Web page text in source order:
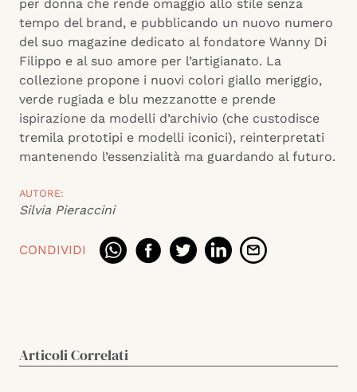
per donna che rende omaggio allo stile senza
tempo del brand, e pubblicando un nuovo numero
del suo magazine dedicato al fondatore Wanny Di
Filippo e al suo amore per l’artigianato. La
collezione propone i nuovi colori giallo meriggio,
verde rugiada e blu mezzanotte e prende
ispirazione da modelli d’archivio (che custodisce
tremila prototipi e modelli iconici), reinterpretati
mantenendo l’essenzialità ma guardando al futuro.
AUTORE:
Silvia Pieraccini
CONDIVIDI
Articoli Correlati